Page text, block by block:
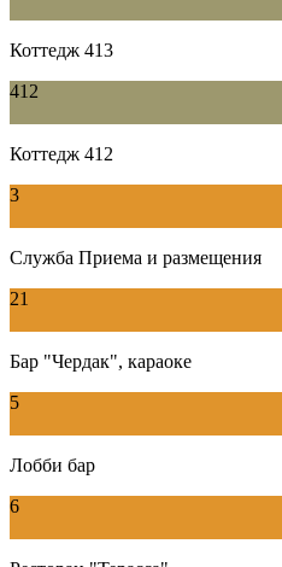
Коттедж 413
412
Коттедж 412
3
Служба Приема и размещения
21
Бар "Чердак", караоке
5
Лобби бар
6